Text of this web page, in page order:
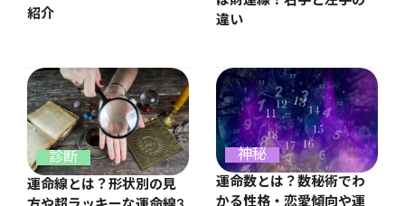
紹介
違い
診断
運命線とは？形状別の見
神秘
運命数とは？数秘術でわ
かる性格・恋愛傾向や運